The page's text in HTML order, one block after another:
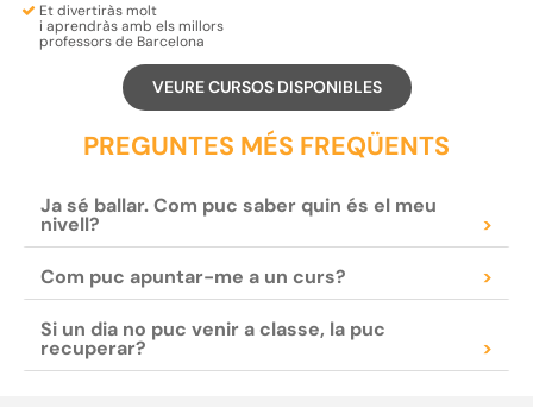
Etdivertiràsmolt
i aprendràsamb els millors
professors de Barcelona
VEURE CURSOS DISPONIBLES
PREGUNTES MÉS FREQÜENTS
Ja sé ballar. Com puc saber quin és el meu
nivell? >
Com puc apuntar-me a un curs? >
Si un dia no puc venir a classe, la puc
recuperar? >